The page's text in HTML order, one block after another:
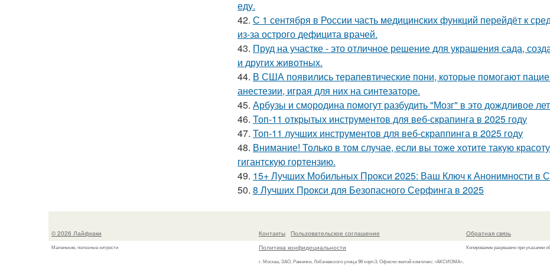
еду.
42. С 1 сентября в России часть медицинских функций перейдёт к
из-за острого дефицита врачей.
43. Пруд на участке - это отличное решение для украшения сада,
и других животных.
44. В США появились терапевтические пони, которые помогают
анестезии, играя для них на синтезаторе.
45. Арбузы и смородина помогут разбудить "Мозг" в это дождливое
46. Топ-11 открытых инструментов для веб-скрапинга в 2025 году
47. Топ-11 лучших инструментов для веб-скраппинга в 2025 году
48. Внимание! Только в том случае, если вы тоже хотите такую
гигантскую гортензию.
49. 15+ Лучших Мобильных Прокси 2025: Ваш Ключ к Анонимности в
50. 8 Лучших Прокси для Безопасного Серфинга в 2025
© 2026 Лайфхаки
Маленькие, полезные хитрости
Контакты
Пользовательское соглашение
Политика конфидециальности
г. Москва, ЗАО, Раменки, Лобачевского улица 98 корп.3, Офисно-жилой комплекс «АКСИОМА»,
Обратная связь
Копирование разрешено при указании